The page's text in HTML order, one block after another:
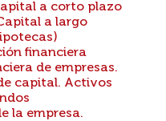
a corto plazo
a largo
financiera
de empresas.
capital. Activos
la empresa.